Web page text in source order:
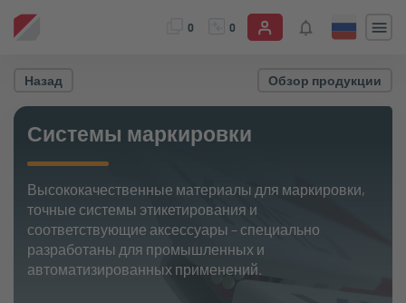
0 0
Назад Обзор продукции
Системы маркировки
Высококачественные материалы для маркировки,
точные системы этикетирования и
соответствующие аксессуары – специально
разработаны для промышленных и
автоматизированных применений.